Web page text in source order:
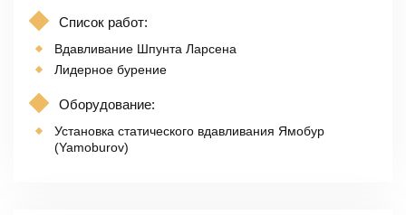
Список работ:
Вдавливание Шпунта Ларсена
Лидерное бурение
Оборудование:
Установка статического вдавливания Ямобур
(Yamoburov)